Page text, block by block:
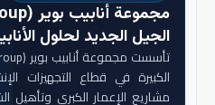
مجموعة أنابيب بوير (Bwer Pipes Group)
الجيل الجديد لحلول
الكبيرة في قطاع التجهيزات